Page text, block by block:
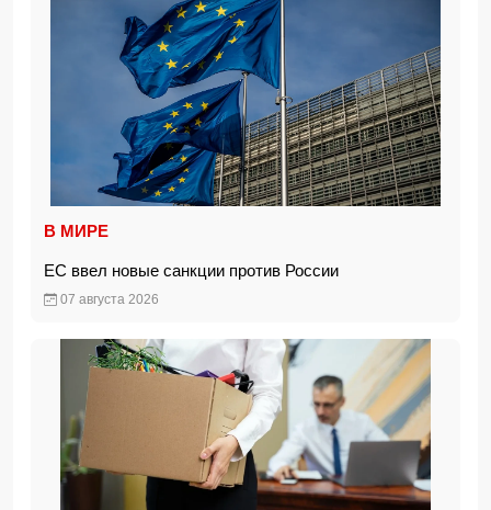
В МИРЕ
ЕС ввел новые санкции против России
07 августа 2026